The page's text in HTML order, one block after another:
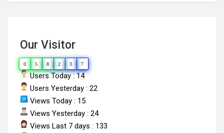
Our Visitor
0 5 8 2 3 7
Users Today : 14
Users Yesterday : 22
Views Today : 15
Views Yesterday : 24
Views Last 7 days : 133